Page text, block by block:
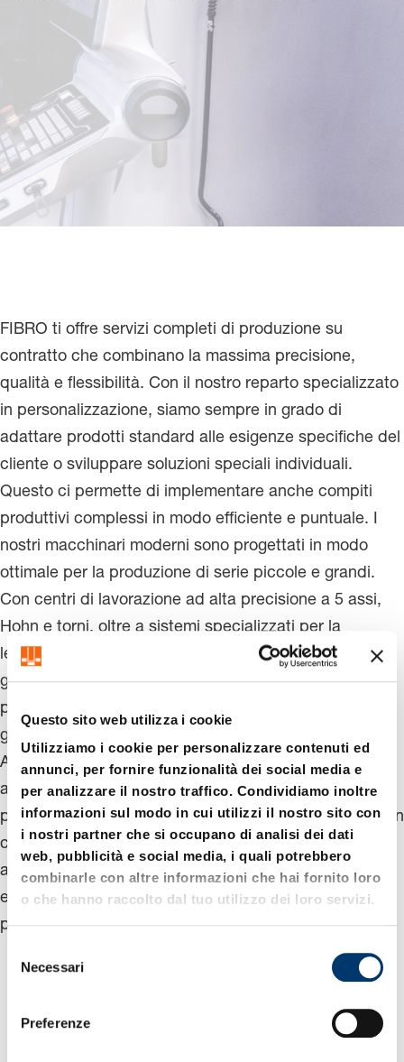
Questo sito web utilizza i cookie
Utilizziamo i cookie per personalizzare contenuti ed
annunci, per fornire funzionalità dei social media e
per analizzare il nostro traffico. Condividiamo inoltre
informazioni sul modo in cui utilizzi il nostro sito con
i nostri partner che si occupano di analisi dei dati
web, pubblicità e social media, i quali potrebbero
combinarle con altre informazioni che hai fornito loro
o che hanno raccolto dal tuo utilizzo dei loro servizi.
Necessari
Preferenze
FIBRO ti offre servizi completi di produzione su
contratto che combinano la massima precisione,
qualità e flessibilità. Con il nostro reparto specializzato
in personalizzazione, siamo sempre in grado di
adattare prodotti standard alle esigenze specifiche del
cliente o sviluppare soluzioni speciali individuali.
Questo ci permette di implementare anche compiti
produttivi complessi in modo efficiente e puntuale. I
nostri macchinari moderni sono progettati in modo
ottimale per la produzione di serie piccole e grandi.
Con centri di lavorazione ad alta precisione a 5 assi,
Hohn e torni, oltre a sistemi specializzati per la
levigatura profilata e cilindrica, vi offriamo un'ampia
gamma di opzioni di produzione. Questa diversità ci
permette di produrre una vasta gamma di materiali e
geometrie componenti della massima qualità.
Attraverso l'uso di tecnologie manifatturiere
all'avanguardia e l'ottimizzazione continua dei nostri
processi, vi garantiamo una produzione economica con
costantemente alta qualità. Approfitta dei nostri molti
anni di esperienza, delle nostre competenze tecniche
e di soluzioni su misura per i tuoi compiti di
produzione.
Lucidatura: Possibile tolleranza fino a 2 µm e
qualità della superficie Rz < 1